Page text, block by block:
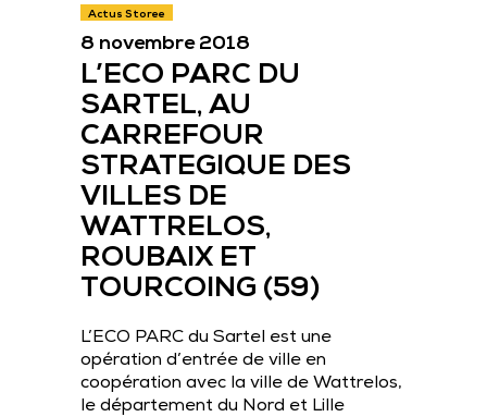
Actus Storee
8 novembre 2018
L’ECO PARC DU
SARTEL, AU
CARREFOUR
STRATEGIQUE DES
VILLES DE
WATTRELOS,
ROUBAIX ET
TOURCOING (59)
L’ECO PARC du Sartel est une
opération d’entrée de ville en
coopération avec la ville de Wattrelos,
le département du Nord et Lille